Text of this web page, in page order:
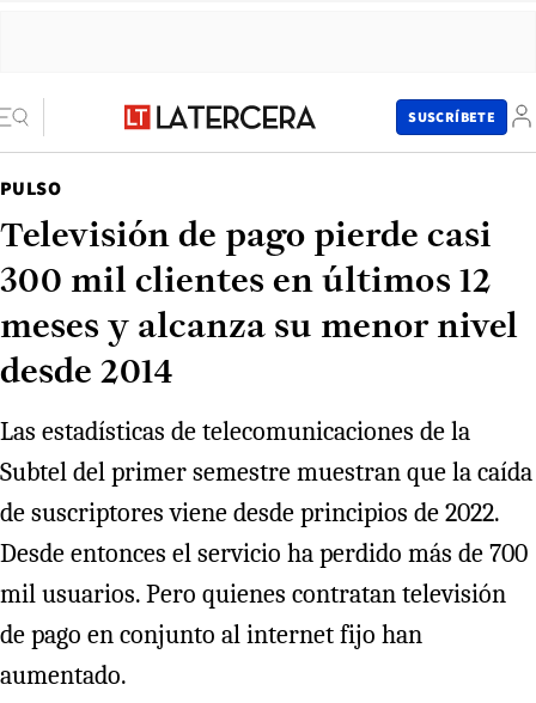
SUSCRÍBETE
PULSO
Televisión de pago pierde casi
300 mil clientes en últimos 12
meses y alcanza su menor nivel
desde 2014
Las estadísticas de telecomunicaciones de la
Subtel del primer semestre muestran que la caída
de suscriptores viene desde principios de 2022.
Desde entonces el servicio ha perdido más de 700
mil usuarios. Pero quienes contratan televisión
de pago en conjunto al internet fijo han
aumentado.